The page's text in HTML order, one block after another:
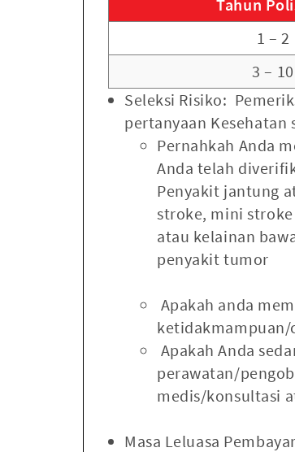
Tahun
1 – 2
3 – 10
Seleksi Risiko:
pertanyaan Kesehatan
Pernahkah Anda
Anda telah
Penyakit jantung
stroke, mini
atau kelainan
penyakit tumor
Apakah anda
Apakah Anda
perawatan/
medis/konsultasi
Masa Leluasa